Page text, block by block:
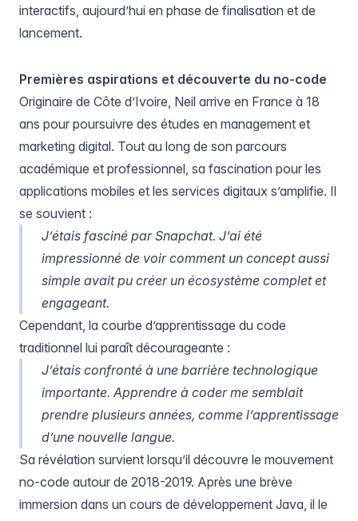
interactifs, aujourd’hui en phase de finalisation et de
lancement.
Premières aspirations et découverte du no-code
Originaire de Côte d’Ivoire, Neil arrive en France à 18
ans pour poursuivre des études en management et
marketing digital. Tout au long de son parcours
académique et professionnel, sa fascination pour les
applications mobiles et les services digitaux s’amplifie. Il
se souvient :
J’étais fasciné par Snapchat. J’ai été
impressionné de voir comment un concept aussi
simple avait pu créer un écosystème complet et
engageant.
Cependant, la courbe d’apprentissage du code
traditionnel lui paraît décourageante :
J’étais confronté à une barrière technologique
importante. Apprendre à coder me semblait
prendre plusieurs années, comme l’apprentissage
d’une nouvelle langue.
Sa révélation survient lorsqu’il découvre le mouvement
no-code autour de 2018-2019. Après une brève
immersion dans un cours de développement Java, il le